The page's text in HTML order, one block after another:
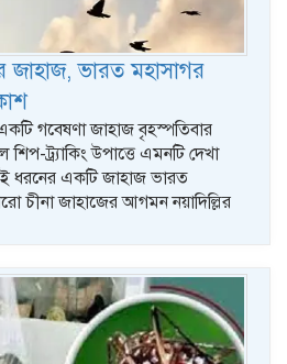
জাহাজ, ভারত মহাসাগর
গবেষণা জাহাজ বৃহস্পতিবার
শিপ-ট্র্যাকিং উপাত্তে এমনটি দেখা
ধরনের একটি জাহাজ ভারত
চীনা জাহাজের আগমন নয়াদিল্লির